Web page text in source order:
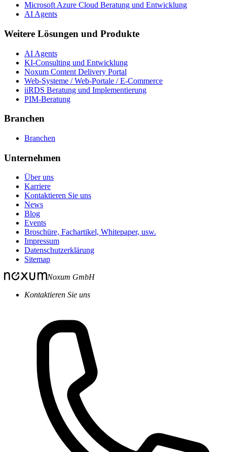
Microsoft Azure Cloud Beratung und Entwicklung
AI Agents
Weitere Lösungen und Produkte
AI Agents
KI-Consulting und Entwicklung
Noxum Content Delivery Portal
Web-Systeme / Web-Portale / E-Commerce
iiRDS Beratung und Implementierung
PIM-Beratung
Branchen
Branchen
Unternehmen
Über uns
Karriere
Kontaktieren Sie uns
News
Blog
Events
Broschüre, Fachartikel, Whitepaper, usw.
Impressum
Datenschutzerklärung
Sitemap
Noxum GmbH
Kontaktieren Sie uns